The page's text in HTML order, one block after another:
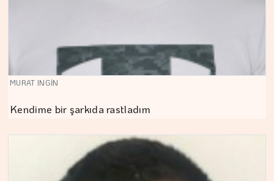
MURAT INGİN
Kendime bir şarkıda rastladım